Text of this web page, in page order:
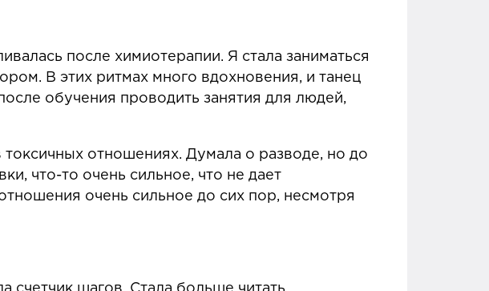
после химиотерапии. Я стала заниматься
В этих ритмах много вдохновения, и танец
обучения проводить занятия для людей,
отношениях. Думала о разводе, но до
что-то очень сильное, что не дает
очень сильное до сих пор, несмотря